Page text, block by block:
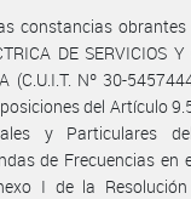
constancias
DE SERVICIOS
(C.U.I.T. Nº 30-
del Artículo
y Particulares
de Frecuencias en
I de la